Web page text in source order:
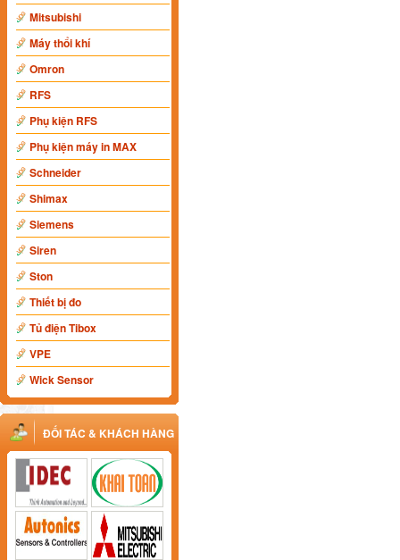
Mitsubishi
Máy thổi khí
Omron
RFS
Phụ kiện RFS
Phụ kiện máy in MAX
Schneider
Shimax
Siemens
Siren
Ston
Thiết bị đo
Tủ điện Tibox
VPE
Wick Sensor
ĐỐI TÁC & KHÁCH HÀNG